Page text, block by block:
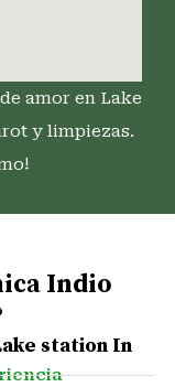
amor en Lake
y limpiezas.
Indio
station In